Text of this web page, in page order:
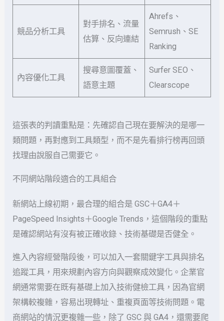
競品分析工具
對手排名、流量
估算、反向連結
Ahrefs、
Semrush、SE
Ranking
內容優化工具
搜尋意圖覆蓋、
語意主題
Surfer SEO、
Clearscope
這張表的判讀重點是：先確認自己現在要解決的是哪一
類問題，再對應到工具類型，而不是先看排行榜再回頭
找理由說服自己需要它。
不同網站階段適合的工具組合
新網站上線初期，最合理的組合是 GSC＋GA4＋
PageSpeed Insights＋Google Trends，這個階段的重點
是確認網站有沒有被正確收錄、技術基礎是否健全。
進入內容經營階段後，可以加入一套關鍵字工具與排名
追蹤工具，用來規劃內容方向與觀察成效變化。企業官
網通常需要在既有基礎上加入技術健檢工具，因為官網
架構較複雜，容易出現轉址、重複頁面等技術問題。電
商網站的情況更複雜一些，除了 GSC 與 GA4，還需要爬